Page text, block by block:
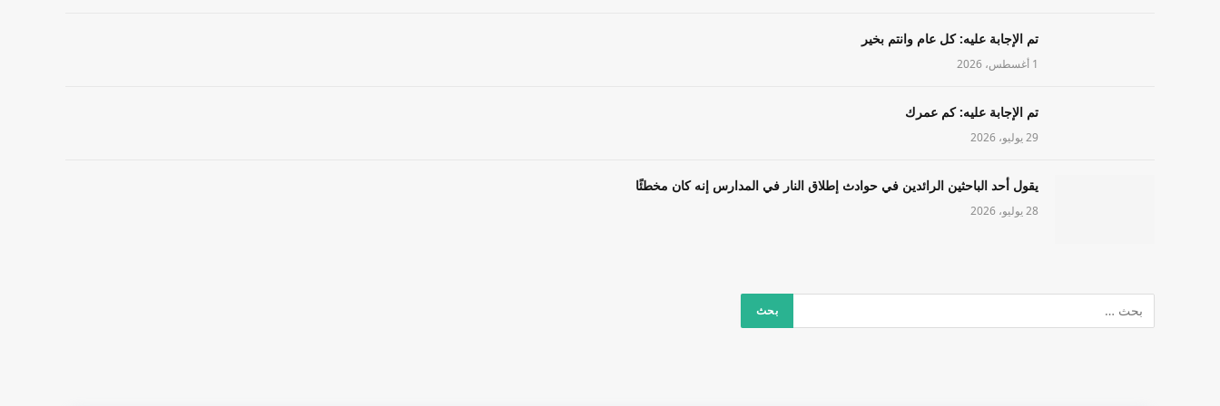
تم الإجابة عليه: كل عام وانتم بخير
1 أغسطس، 2026
تم الإجابة عليه: كم عمرك
29 يوليو، 2026
يقول أحد الباحثين الرائدين في حوادث إطلاق النار في المدارس إنه كان مخطئًا
28 يوليو، 2026